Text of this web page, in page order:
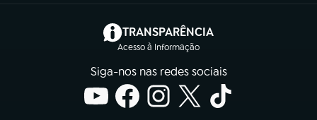
TRANSPARÊNCIA
Acesso à Informação
(abre em nova aba)
Siga-nos nas redes sociais